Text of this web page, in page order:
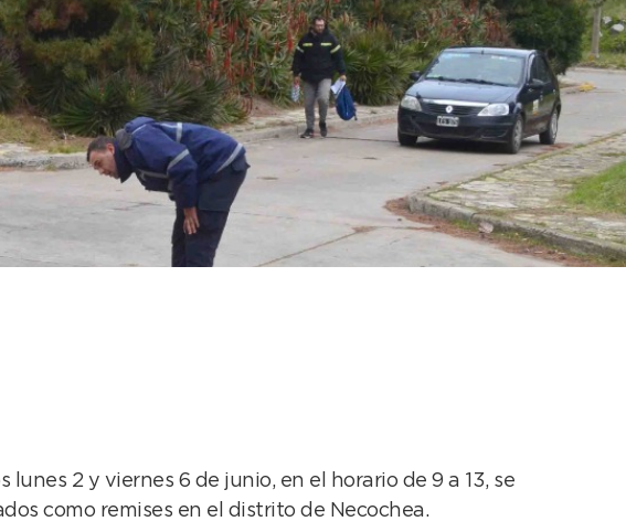
2 y viernes 6 de junio, en el horario de 9 a 13, se
como remises en el distrito de Necochea.